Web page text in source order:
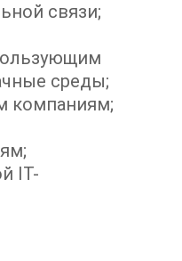
связи;
среды;
компаниям;
IТ-